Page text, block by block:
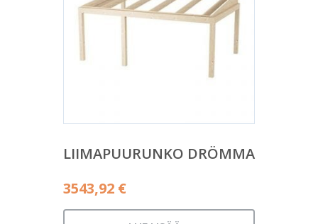
LIIMAPUURUNKO DRÖMMA
3543,92 €